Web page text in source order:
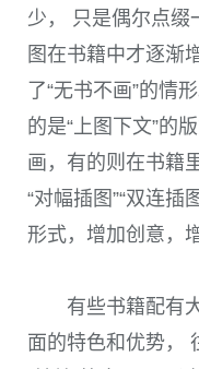
少， 只是偶尔点缀
图在书籍中才逐渐
了“无书不画”的情
的是“上图下文”的
画，有的则在书籍
“对幅插图”“双连插
形式，增加创意，
有些书籍配有
面的特色和优势，